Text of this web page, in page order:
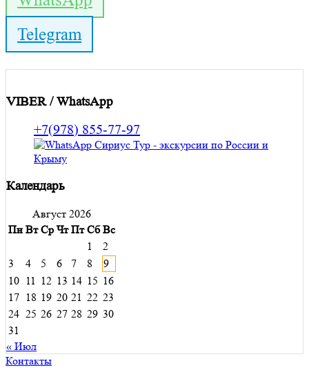
Telegram
VIBER / WhatsApp
+7(978) 855-77-97
Календарь
Август 2026
Пн Вт Ср Чт Пт Сб Вс
1
2
3
4 5 6 7 8
9
10 11 12 13 14 15 16
17 18 19 20 21 22 23
24 25 26 27 28 29 30
31
« Июл
Контакты